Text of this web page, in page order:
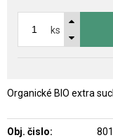
ks
Organické BIO extra
Obj. čislo: